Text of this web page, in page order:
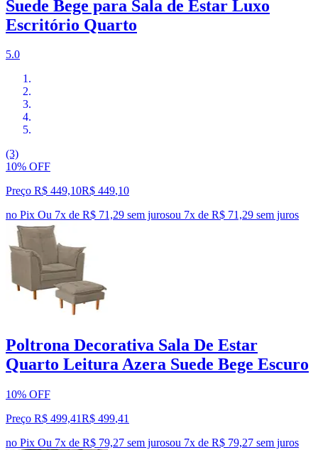
Suede Bege para Sala de Estar Luxo
Escritório Quarto
5.0
(3)
10% OFF
Preço R$ 449,10R$ 449,10
no Pix Ou 7x de R$ 71,29 sem jurosou 7x de R$ 71,29 sem juros
Poltrona Decorativa Sala De Estar
Quarto Leitura Azera Suede Bege Escuro
10% OFF
Preço R$ 499,41R$ 499,41
no Pix Ou 7x de R$ 79,27 sem jurosou 7x de R$ 79,27 sem juros